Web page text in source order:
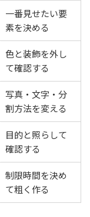
一番見せたい要
素を決める
色と装飾を外し
て確認する
写真・文字・分
割方法を変える
目的と照らして
確認する
制限時間を決め
て粗く作る